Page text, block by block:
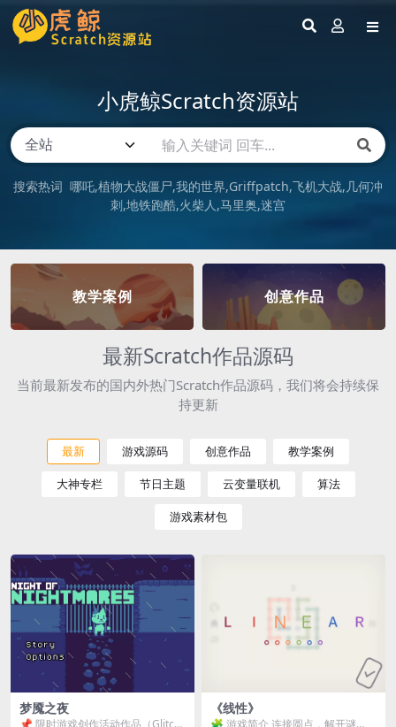
小虎鲸Scratch资源站
搜索热词 哪吒 植物大战僵尸 我的世界 Griffpatch 飞机大战 几何冲
刺 地铁跑酷 火柴人 马里奥 迷宫
教学案例 创意作品
最新Scratch作品源码
当前最新发布的国内外热门Scratch作品源码，我们将会持续保
持更新
最新 游戏源码 创意作品 教学案例
大神专栏 节日主题 云变量联机 算法
游戏素材包
梦魇之夜
📌 限时游戏创作活动作品（Glitch
《线性》
🧩 游戏简介 连接圆点，解开谜